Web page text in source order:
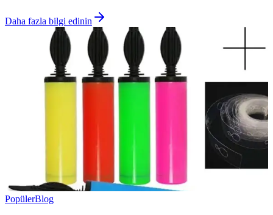
Daha fazla bilgi edinin
PopülerBlog